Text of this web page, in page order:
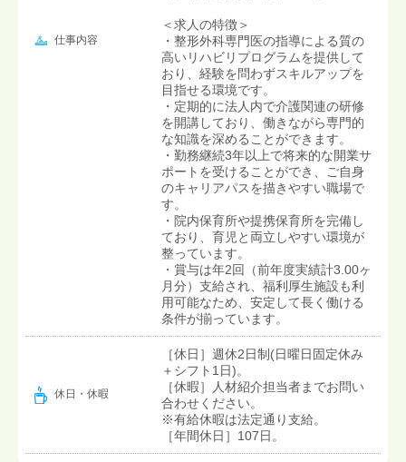
仕事内容
＜求人の特徴＞
・整形外科専門医の指導による質の
高いリハビリプログラムを提供して
おり、経験を問わずスキルアップを
目指せる環境です。
・定期的に法人内で介護関連の研修
を開講しており、働きながら専門的
な知識を深めることができます。
・勤務継続3年以上で将来的な開業サ
ポートを受けることができ、ご自身
のキャリアパスを描きやすい職場で
す。
・院内保育所や提携保育所を完備し
ており、育児と両立しやすい環境が
整っています。
・賞与は年2回（前年度実績計3.00ヶ
月分）支給され、福利厚生施設も利
用可能なため、安定して長く働ける
条件が揃っています。
休日・休暇
［休日］週休2日制(日曜日固定休み
＋シフト1日)。
［休暇］人材紹介担当者までお問い
合わせください。
※有給休暇は法定通り支給。
［年間休日］107日。